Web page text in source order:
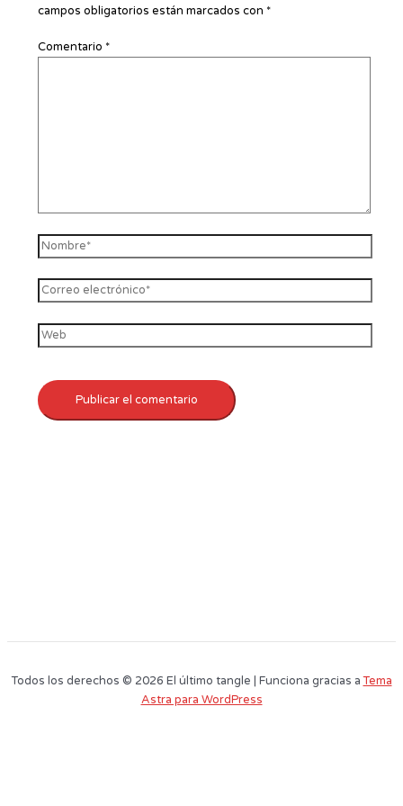
campos obligatorios están marcados con *
Comentario *
Todos los derechos © 2026 El último tangle | Funciona gracias aTema
Astra para WordPress